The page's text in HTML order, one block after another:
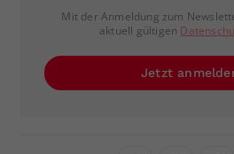
Mit der Anmeldung zum
aktuell gültigen
Jetzt